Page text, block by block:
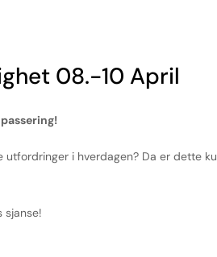
08.-10 April
utfordringer i hverdagen? Da er dette
sjanse!